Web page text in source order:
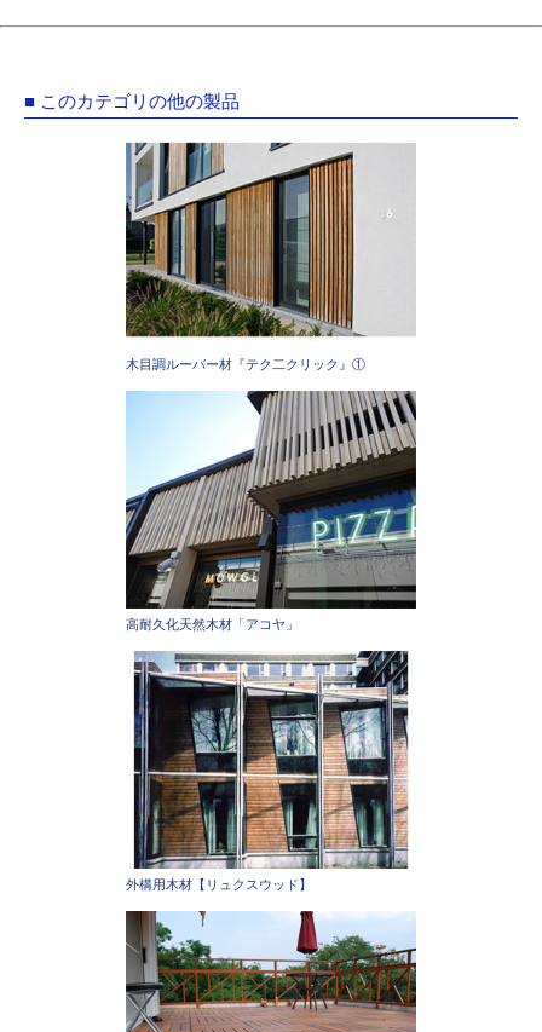
■ このカテゴリの他の製品
木目調ルーバー材『テク二クリック』①
高耐久化天然木材「アコヤ」
外構用木材【リュクスウッド】